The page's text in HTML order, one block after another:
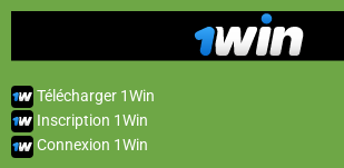
Télécharger 1Win
Inscription 1Win
Connexion 1Win